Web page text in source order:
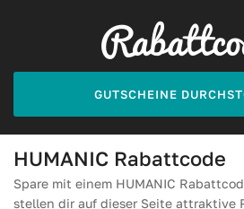
GUTSCHEINE
HUMANIC Rabattcode
Spare mit einem HUMANIC
stellen dir auf dieser Seite attraktive